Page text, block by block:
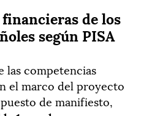
de los
según PISA
las competencias
el marco del proyecto
de manifiesto,